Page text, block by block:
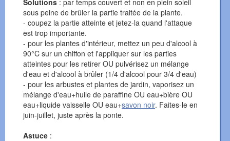
Solutions : par temps couvert et non en plein soleil
sous peine de brûler la partie traitée de la plante.
- coupez la partie atteinte et jetez-la quand l'attaque
est trop importante.
- pour les plantes d'intérieur, mettez un peu d'alcool à
90°C sur un chiffon et l'appliquer sur les parties
atteintes pour les retirer OU pulvérisez un mélange
d'eau et d'alcool à brûler (1/4 d'alcool pour 3/4 d'eau)
- pour les arbustes et plantes de jardin, vaporisez un
mélange d'eau+huile de paraffine OU eau+bière OU
eau+liquide vaisselle OU eau+savon noir. Faites-le en
juin-juillet, juste après la ponte.
Astuce :